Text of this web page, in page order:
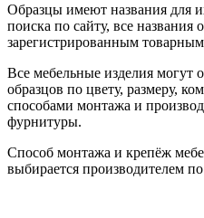
Образцы имеют названия для
поиска по сайту, все названия
зарегистрированным
Все мебельные изделия могут
образцов по цвету, размеру,
способами монтажа и
фурнитуры.
Способ монтажа и крепёж
выбирается производителем